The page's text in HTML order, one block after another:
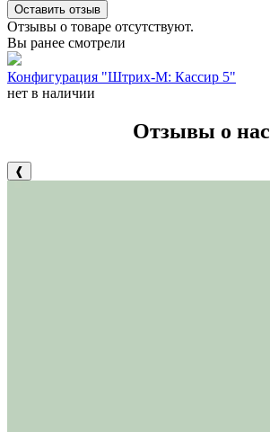
Оставить отзыв
Отзывы о товаре отсутствуют.
Вы ранее смотрели
Конфигурация "Штрих-М: Кассир 5"
нет в наличии
Отзывы о нас
❰